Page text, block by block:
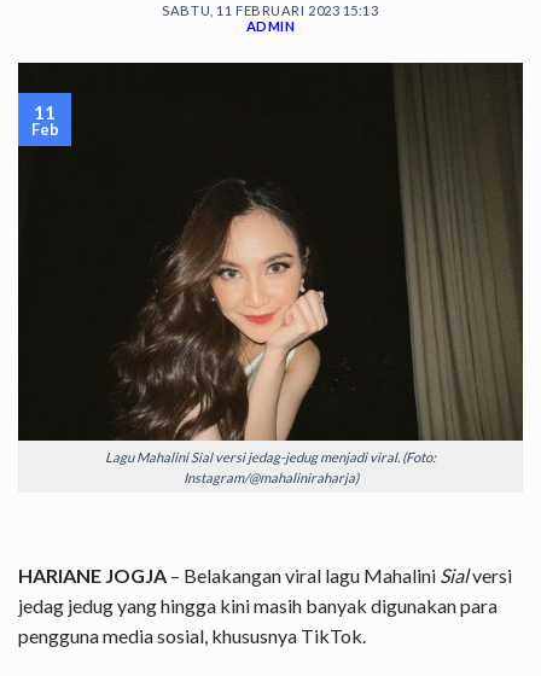
SABTU, 11 FEBRUARI 2023 15:13
ADMIN
Lagu Mahalini Sial versi jedag-jedug menjadi viral. (Foto:
Instagram/@mahaliniraharja)
11
Feb
HARIANE JOGJA – Belakangan viral lagu Mahalini Sialversi
jedag jedug yang hingga kini masih banyak digunakan para
pengguna media sosial, khususnya TikTok.